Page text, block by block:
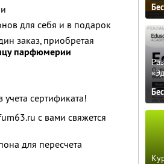
для себя и в подарок
заказ, приобретая
парфюмерии
сертификата!
с вами свяжется
для пересчета